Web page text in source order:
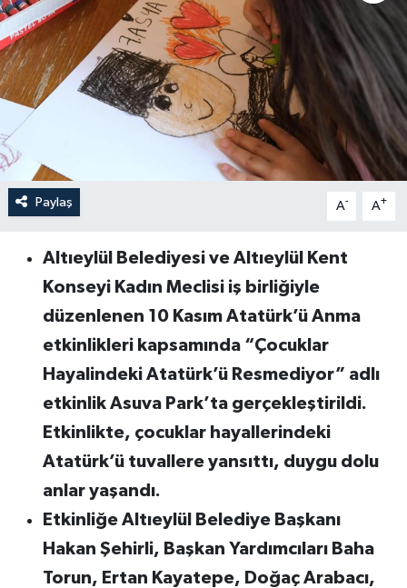
Paylaş A- A+
Altıeylül Belediyesi ve Altıeylül Kent
Konseyi Kadın Meclisi iş birliğiyle
düzenlenen 10 Kasım Atatürk’ü Anma
etkinlikleri kapsamında “Çocuklar
Hayalindeki Atatürk’ü Resmediyor” adlı
etkinlik Asuva Park’ta gerçekleştirildi.
Etkinlikte, çocuklar hayallerindeki
Atatürk’ü tuvallere yansıttı, duygu dolu
anlar yaşandı.
Etkinliğe Altıeylül Belediye Başkanı
Hakan Şehirli, Başkan Yardımcıları Baha
Torun, Ertan Kayatepe, Doğaç Arabacı,